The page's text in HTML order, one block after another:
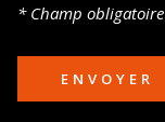
* Champ obligatoire
ENVOYER